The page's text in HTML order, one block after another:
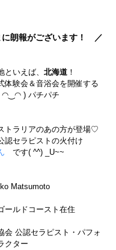
朗報がございます！　／
といえば、 北海道 ！
体験会＆音浴会を開催する
◠‿◠ ) パチパチ
トラリアのあの方が登場♡
認セラピストの火付け
です( ^^) _U~~
Matsumoto
ールドコースト在住
会 公認セラピスト・パフォ
クター